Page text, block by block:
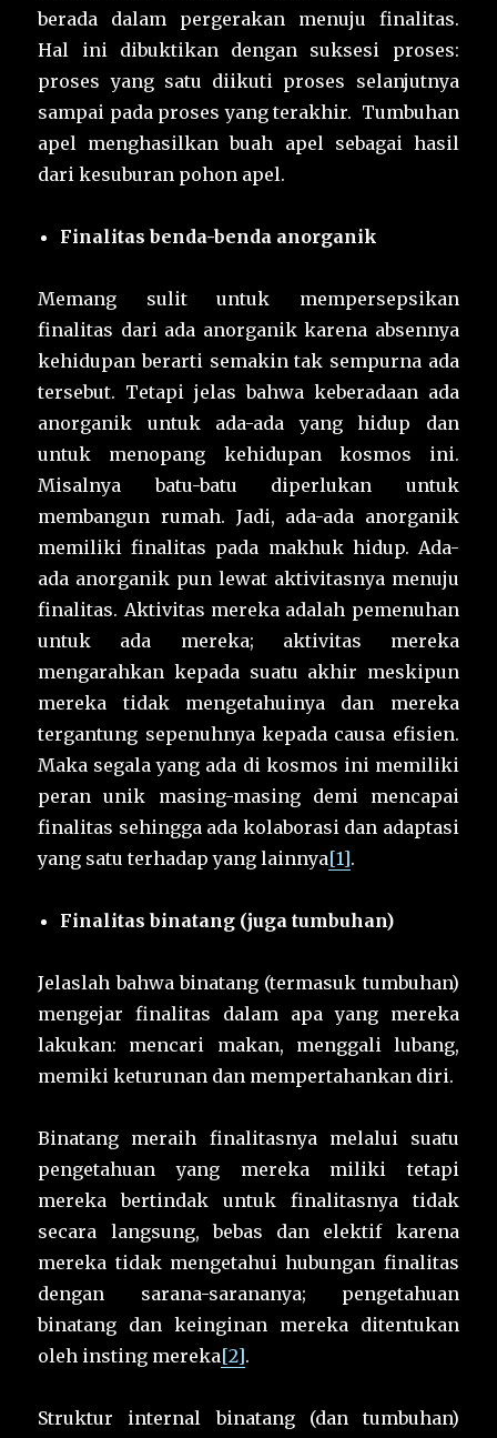
berada dalam pergerakan menuju finalitas.
Hal ini dibuktikan dengan suksesi proses:
proses yang satu diikuti proses selanjutnya
sampai pada proses yang terakhir. Tumbuhan
apel menghasilkan buah apel sebagai hasil
dari kesuburan pohon apel.
Finalitas benda-benda anorganik
Memang sulit untuk mempersepsikan
finalitas dari ada anorganik karena absennya
kehidupan berarti semakin tak sempurna ada
tersebut. Tetapi jelas bahwa keberadaan ada
anorganik untuk ada-ada yang hidup dan
untuk menopang kehidupan kosmos ini.
Misalnya batu-batu diperlukan untuk
membangun rumah. Jadi, ada-ada anorganik
memiliki finalitas pada makhuk hidup. Ada-
ada anorganik pun lewat aktivitasnya menuju
finalitas. Aktivitas mereka adalah pemenuhan
untuk ada mereka; aktivitas mereka
mengarahkan kepada suatu akhir meskipun
mereka tidak mengetahuinya dan mereka
tergantung sepenuhnya kepada causa efisien.
Maka segala yang ada di kosmos ini memiliki
peran unik masing-masing demi mencapai
finalitas sehingga ada kolaborasi dan adaptasi
yang satu terhadap yang lainnya[1].
Finalitas binatang (juga tumbuhan)
Jelaslah bahwa binatang (termasuk tumbuhan)
mengejar finalitas dalam apa yang mereka
lakukan: mencari makan, menggali lubang,
memiki keturunan dan mempertahankan diri.
Binatang meraih finalitasnya melalui suatu
pengetahuan yang mereka miliki tetapi
mereka bertindak untuk finalitasnya tidak
secara langsung, bebas dan elektif karena
mereka tidak mengetahui hubungan finalitas
dengan sarana-sarananya; pengetahuan
binatang dan keinginan mereka ditentukan
oleh insting mereka[2].
Struktur internal binatang (dan tumbuhan)